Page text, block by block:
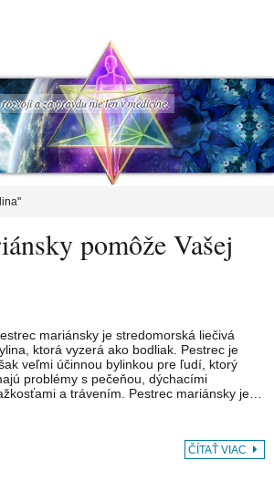
a za pravdu nie len v medicíne.
pomôže Vašej
mariánsky je stredomorská liečivá
ktorá vyzerá ako bodliak. Pestrec je
veľmi účinnou bylinkou pre ľudí, ktorý
problémy s pečeňou, dýchacími
a trávením. Pestrec mariánsky je…
ČÍTAŤ VIAC